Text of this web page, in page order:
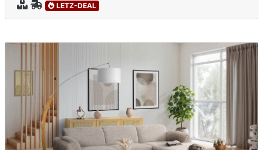
LETZ-DEAL